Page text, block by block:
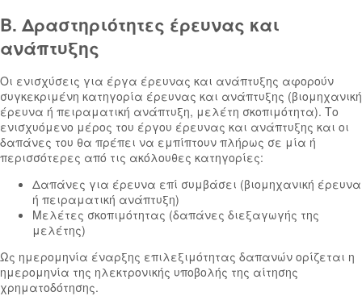
Β. Δραστηριότητες έρευνας και
ανάπτυξης
Οι ενισχύσεις για έργα έρευνας και ανάπτυξης αφορούν
συγκεκριμένη κατηγορία έρευνας και ανάπτυξης (βιομηχανική
έρευνα ή πειραματική ανάπτυξη, μελέτη σκοπιμότητα). Το
ενισχυόμενο μέρος του έργου έρευνας και ανάπτυξης και οι
δαπάνες του θα πρέπει να εμπίπτουν πλήρως σε μία ή
περισσότερες από τις ακόλουθες κατηγορίες:
Δαπάνες για έρευνα επί συμβάσει (βιομηχανική έρευνα
ή πειραματική ανάπτυξη)
Μελέτες σκοπιμότητας (δαπάνες διεξαγωγής της
μελέτης)
Ως ημερομηνία έναρξης επιλεξιμότητας δαπανών ορίζεται η
ημερομηνία της ηλεκτρονικής υποβολής της αίτησης
χρηματοδότησης.